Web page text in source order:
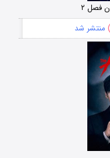
فصل ۲
منتشر شد